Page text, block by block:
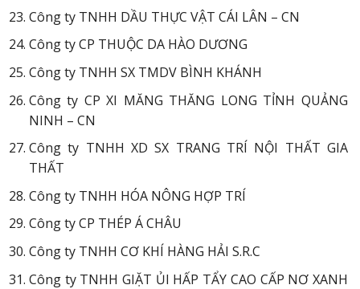
Công ty TNHH DẦU THỰC VẬT CÁI LÂN – CN
Công ty CP THUỘC DA HÀO DƯƠNG
Công ty TNHH SX TMDV BÌNH KHÁNH
Công ty CP XI MĂNG THĂNG LONG TỈNH QUẢNG
NINH – CN
Công ty TNHH XD SX TRANG TRÍ NỘI THẤT GIA
THẤT
Công ty TNHH HÓA NÔNG HỢP TRÍ
Công ty CP THÉP Á CHÂU
Công ty TNHH CƠ KHÍ HÀNG HẢI S.R.C
Công ty TNHH GIẶT ỦI HẤP TẨY CAO CẤP NƠ XANH